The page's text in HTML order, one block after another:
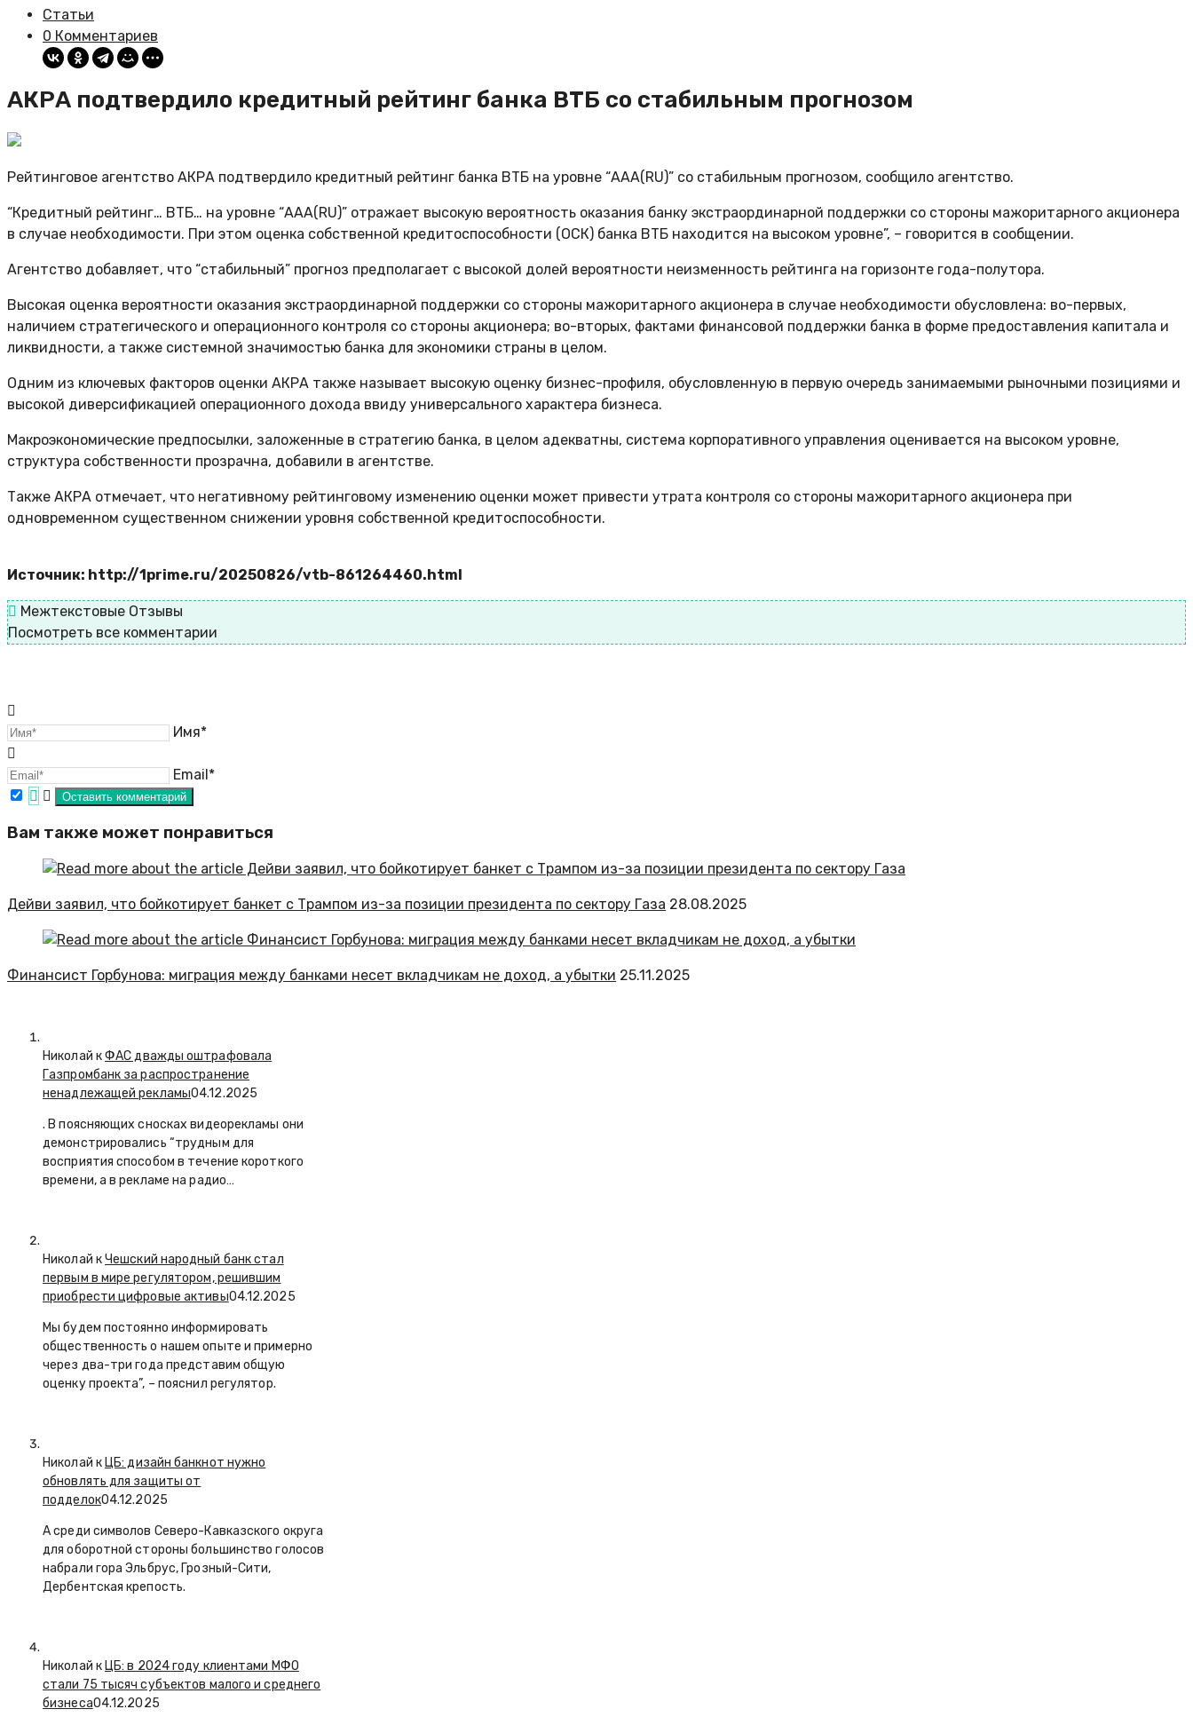
Статьи
0 Комментариев
АКРА подтвердило кредитный рейтинг банка ВТБ со стабильным прогнозом
Рейтинговое агентство АКРА подтвердило кредитный рейтинг банка ВТБ на уровне “AAA(RU)” со стабильным прогнозом, сообщило агентство.
“Кредитный рейтинг… ВТБ… на уровне “ААА(RU)” отражает высокую вероятность оказания банку экстраординарной поддержки со стороны мажоритарного акционера
в случае необходимости. При этом оценка собственной кредитоспособности (ОСК) банка ВТБ находится на высоком уровне”, – говорится в сообщении.
Агентство добавляет, что “стабильный” прогноз предполагает с высокой долей вероятности неизменность рейтинга на горизонте года-полутора.
Высокая оценка вероятности оказания экстраординарной поддержки со стороны мажоритарного акционера в случае необходимости обусловлена: во-первых,
наличием стратегического и операционного контроля со стороны акционера; во-вторых, фактами финансовой поддержки банка в форме предоставления капитала и
ликвидности, а также системной значимостью банка для экономики страны в целом.
Одним из ключевых факторов оценки АКРА также называет высокую оценку бизнес-профиля, обусловленную в первую очередь занимаемыми рыночными позициями и
высокой диверсификацией операционного дохода ввиду универсального характера бизнеса.
Макроэкономические предпосылки, заложенные в стратегию банка, в целом адекватны, система корпоративного управления оценивается на высоком уровне,
структура собственности прозрачна, добавили в агентстве.
Также АКРА отмечает, что негативному рейтинговому изменению оценки может привести утрата контроля со стороны мажоритарного акционера при
одновременном существенном снижении уровня собственной кредитоспособности.
Источник: http://1prime.ru/20250826/vtb-861264460.html
Межтекстовые Отзывы
Посмотреть все комментарии
Имя*
Email*
Вам также может понравиться
Дейви заявил, что бойкотирует банкет с Трампом из-за позиции президента по сектору Газа 28.08.2025
Финансист Горбунова: миграция между банками несет вкладчикам не доход, а убытки 25.11.2025
Николай кФАС дважды оштрафовала
Газпромбанк за распространение
ненадлежащей рекламы04.12.2025
. В поясняющих сносках видеорекламы они
демонстрировались “трудным для
восприятия способом в течение короткого
времени, а в рекламе на радио…
Николай кЧешский народный банк стал
первым в мире регулятором, решившим
приобрести цифровые активы04.12.2025
Мы будем постоянно информировать
общественность о нашем опыте и примерно
через два-три года представим общую
оценку проекта”, – пояснил регулятор.
Николай к ЦБ: дизайн банкнот нужно
обновлять для защиты от
подделок04.12.2025
А среди символов Северо-Кавказского округа
для оборотной стороны большинство голосов
набрали гора Эльбрус, Грозный-Сити,
Дербентская крепость.
Николай к ЦБ: в 2024 году клиентами МФО
стали 75 тысяч субъектов малого и среднего
бизнеса04.12.2025